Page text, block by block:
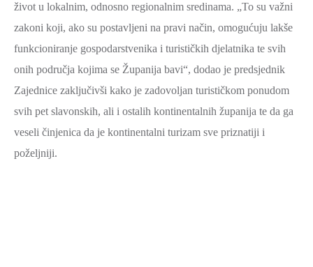
život u lokalnim, odnosno regionalnim sredinama. „To su važni
zakoni koji, ako su postavljeni na pravi način, omogućuju lakše
funkcioniranje gospodarstvenika i turističkih djelatnika te svih
onih područja kojima se Županija bavi“, dodao je predsjednik
Zajednice zaključivši kako je zadovoljan turističkom ponudom
svih pet slavonskih, ali i ostalih kontinentalnih županija te da ga
veseli činjenica da je kontinentalni turizam sve priznatiji i
poželjniji.